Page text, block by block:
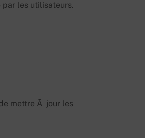
par les utilisateurs.
mettre Ã jour les